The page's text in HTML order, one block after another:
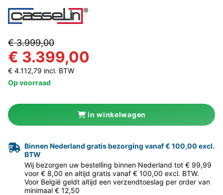
€ 3.999,00
€ 3.399,00
€ 4.112,79 incl. BTW
Op voorraad
in winkelwagen
Binnen Nederland gratis bezorging vanaf € 100,00 excl.
BTW
Wij bezorgen uw bestelling binnen Nederland tot € 99,99
voor € 8,00 en altijd gratis vanaf € 100,00 excl. BTW.
Voor België geldt altijd een verzendtoeslag per order van
minimaal € 12,50